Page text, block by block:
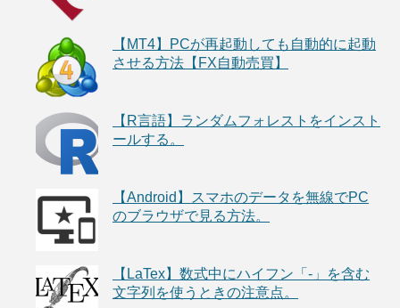
【MT4】PCが再起動しても自動的に起動
させる方法【FX自動売買】
【R言語】ランダムフォレストをインスト
ールする。
【Android】スマホのデータを無線でPC
のブラウザで見る方法。
【LaTex】数式中にハイフン「-」を含む
文字列を使うときの注意点。